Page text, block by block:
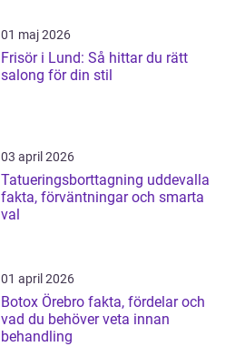
01 maj 2026
Frisör i Lund: Så hittar du rätt
salong för din stil
03 april 2026
Tatueringsborttagning uddevalla
fakta, förväntningar och smarta
val
01 april 2026
Botox Örebro fakta, fördelar och
vad du behöver veta innan
behandling